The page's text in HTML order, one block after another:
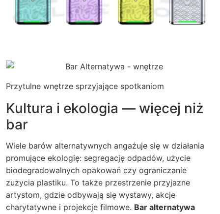
Przytulne wnętrze sprzyjające spotkaniom
Kultura i ekologia — więcej niż
bar
Wiele barów alternatywnych angażuje się w działania
promujące ekologię: segregację odpadów, użycie
biodegradowalnych opakowań czy ograniczanie
zużycia plastiku. To także przestrzenie przyjazne
artystom, gdzie odbywają się wystawy, akcje
charytatywne i projekcje filmowe. Bar alternatywa